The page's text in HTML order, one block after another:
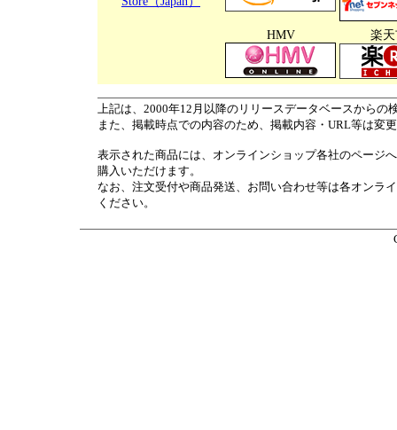
HMV 楽
上記は、2000年12月以降のリリースデータベースからの
また、掲載時点での内容のため、掲載内容・URL等は変
表示された商品には、オンラインショップ各社のページ
購入いただけます。
なお、注文受付や商品発送、お問い合わせ等は各オンラ
ください。